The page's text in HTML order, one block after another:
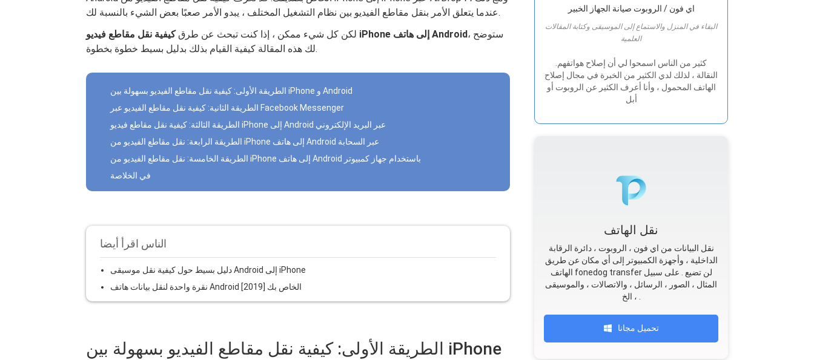
عندما يتعلق الأمر بنقل مقاطع الفيديو بين نظام التشغيل المختلف ، يبدو الأمر صعبًا بعض الشيء بالنسبة لك.
لكن كل شيء ممكن ، إذا كنت تبحث عن طرق
كيفية نقل مقاطع فيديو iPhone إلى هاتف Android، ستوضح
لك هذه المقالة كيفية القيام بذلك بدليل بسيط خطوة بخطوة.
الطريقة الأولى: كيفية نقل مقاطع الفيديو بسهولة بين iPhone و Android
الطريقة الثانية: كيفية نقل مقاطع الفيديو عبر Facebook Messenger
الطريقة الثالثة: كيفية نقل مقاطع فيديو iPhone إلى Android عبر البريد الإلكتروني
الطريقة الرابعة: نقل مقاطع الفيديو من iPhone إلى هاتف Android عبر السحابة
الطريقة الخامسة: نقل مقاطع الفيديو من iPhone إلى هاتف Android باستخدام جهاز كمبيوتر
في الخلاصة
الناس اقرأ أيضا
دليل بسيط حول كيفية نقل موسيقى Android إلى iPhone
نقرة واحدة لنقل بيانات هاتف Android الخاص بك [2019]
الطريقة الأولى: كيفية نقل مقاطع الفيديو بسهولة بين iPhone
اي فون / الروبوت صيانة الجهاز الخبير
البقاء في المنزل والاستماع إلى الموسيقى وكتابة المقالات
العلمية
النقالة ، لذلك لدي الكثير من الخبرة في مجال إصلاح
الهاتف المحمول ، وأنا أعرف الكثير عن الروبوت أو
أبل
نقل الهاتف
نقل البيانات من اي فون ، الروبوت ، دائرة الرقابة
الداخلية ، وأجهزة الكمبيوتر إلى أي مكان عن طريق
الهاتف fonedog transfer لن تضيع . على سبيل
المثال ، الصور ، الرسائل ، والاتصالات ، والموسيقى
تحميل مجانا